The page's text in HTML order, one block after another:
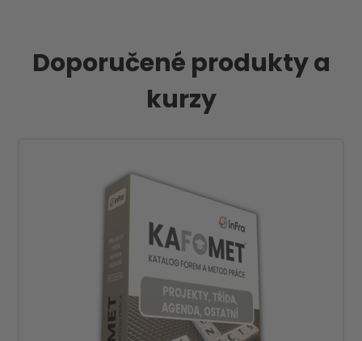
Doporučené produkty a
kurzy